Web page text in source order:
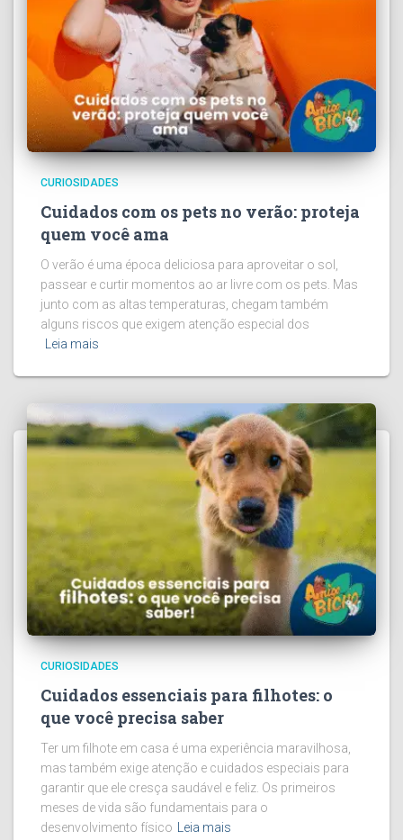
CURIOSIDADES
Cuidados com os pets no verão: proteja
quem você ama
O verão é uma época deliciosa para aproveitar o sol,
passear e curtir momentos ao ar livre com os pets. Mas
junto com as altas temperaturas, chegam também
alguns riscos que exigem atenção especial dos
Leia mais
CURIOSIDADES
Cuidados essenciais para filhotes: o
que você precisa saber
Ter um filhote em casa é uma experiência maravilhosa,
mas também exige atenção e cuidados especiais para
garantir que ele cresça saudável e feliz. Os primeiros
meses de vida são fundamentais para o
desenvolvimento físico Leia mais